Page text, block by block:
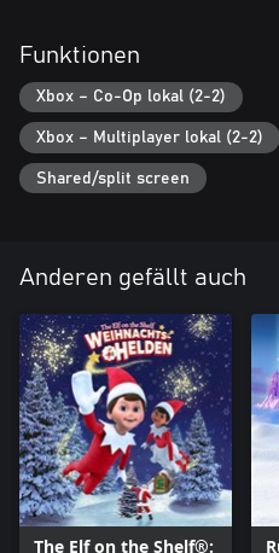
Funktionen
Xbox – Co-Op lokal (2-2)
Xbox – Multiplayer lokal (2-2)
Shared/split screen
Anderen gefällt auch
The Elf on the Shelf®: